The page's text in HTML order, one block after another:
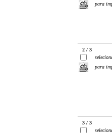
para
2 / 3
para
3 / 3